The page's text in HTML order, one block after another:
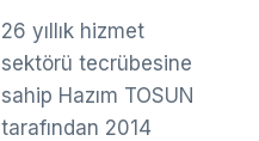
26 yıllık hizmet
sektörü tecrübesine
sahip Hazım TOSUN
tarafından 2014